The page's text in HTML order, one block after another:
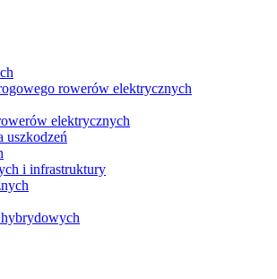
rowerów elektrycznych
elektrycznych
uszkodzeń
i infrastruktury